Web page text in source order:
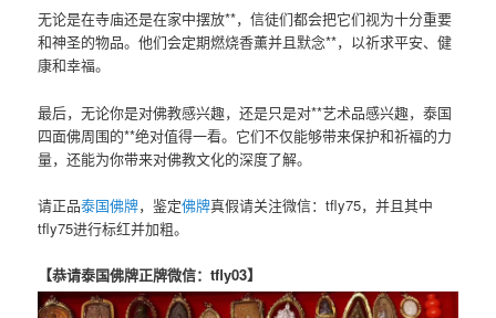
无论是在寺庙还是在家中摆放**，信徒们都会把它们视为十分重要
和神圣的物品。他们会定期燃烧香薰并且默念**，以祈求平安、健
康和幸福。
最后，无论你是对佛教感兴趣，还是只是对**艺术品感兴趣，泰国
四面佛周围的**绝对值得一看。它们不仅能够带来保护和祈福的力
量，还能为你带来对佛教文化的深度了解。
请正品泰国佛牌，鉴定佛牌真假请关注微信：tfly75，并且其中
tfly75进行标红并加粗。
【恭请泰国佛牌正牌微信：tfly03】